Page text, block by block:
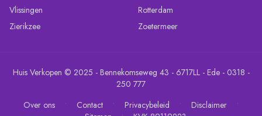
Vlissingen
Zierikzee
Rotterdam
Zoetermeer
Huis Verkopen © 2025 - Bennekomseweg 43 - 6717LL - Ede - 0318 -
250 777
Over ons
• Contact • Privacybeleid • Disclaimer •